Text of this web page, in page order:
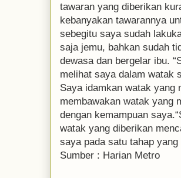
tawaran yang diberikan
kebanyakan tawarannya
sebegitu saya sudah
saja jemu, bahkan sudah
dewasa dan bergelar ibu.
melihat saya dalam watak
Saya idamkan watak yang
membawakan watak yang
dengan kemampuan
watak yang diberikan
saya pada satu tahap
Sumber : Harian Metro